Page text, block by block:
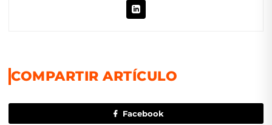
COMPARTIR ARTÍCULO
Facebook